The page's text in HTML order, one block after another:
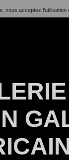
vous acceptez